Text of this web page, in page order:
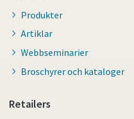
Produkter
Artiklar
Webbseminarier
Broschyrer och kataloger
Retailers